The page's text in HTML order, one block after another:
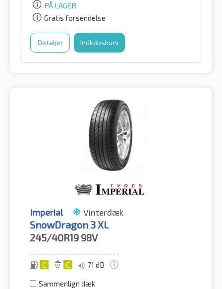
PÅ LAGER
Gratis forsendelse
Detaljer Indkøbskurv
Imperial Vinterdæk
SnowDragon 3 XL
245/40R19 98V
C C 71 dB
Sammenlign dæk